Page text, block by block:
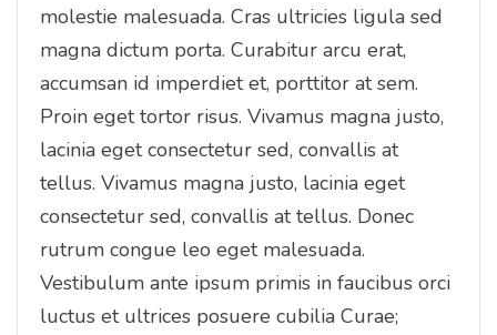
molestie malesuada. Cras ultricies ligula sed
magna dictum porta. Curabitur arcu erat,
accumsan id imperdiet et, porttitor at sem.
Proin eget tortor risus. Vivamus magna justo,
lacinia eget consectetur sed, convallis at
tellus. Vivamus magna justo, lacinia eget
consectetur sed, convallis at tellus. Donec
rutrum congue leo eget malesuada.
Vestibulum ante ipsum primis in faucibus orci
luctus et ultrices posuere cubilia Curae;